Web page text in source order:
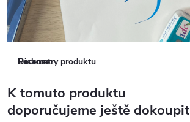
Parametry produktu
Recenze
Diskuse
K tomuto produktu
doporučujeme ještě dokoupit